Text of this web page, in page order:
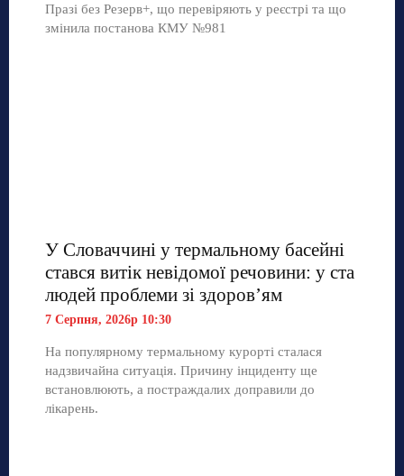
Празі без Резерв+, що перевіряють у реєстрі та що
змінила постанова КМУ №981
У Словаччині у термальному басейні
стався витік невідомої речовини: у ста
людей проблеми зі здоров’ям
7 Серпня, 2026р 10:30
На популярному термальному курорті сталася
надзвичайна ситуація. Причину інциденту ще
встановлюють, а постраждалих доправили до
лікарень.